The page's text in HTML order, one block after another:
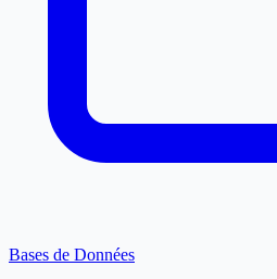
Bases de Données